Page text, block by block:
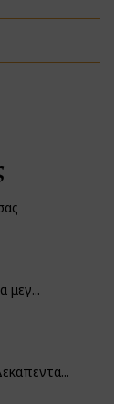
μεγ...